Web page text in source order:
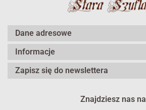
Dane adresowe
Informacje
Zapisz się do newslettera
Znajdziesz nas na